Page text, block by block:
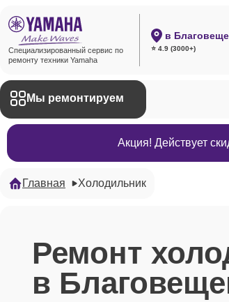
Специализированный сервис по
ремонту техники Yamaha
в
⭐ 4.9 (3000+)
Мы ремонтируем
Акция! Действует
Главная Холодильник
Ремонт
в